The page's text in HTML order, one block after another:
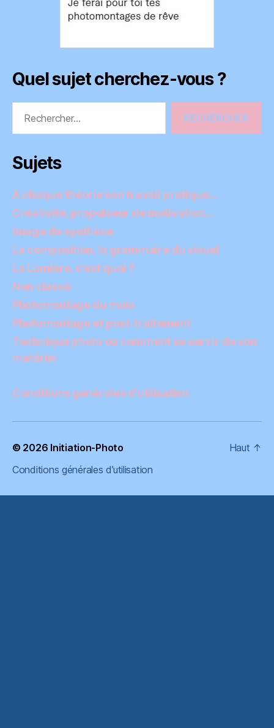
Quel sujet cherchez-vous ?
Sujets
A chaque théorie son travail pratique…
Créativité, propulseur de motivation…
Image de synthèse
La composition, la grammaire du visuel
La Lumière, c'est quoi ?
Non classé
Photomontage du mois
Photomontage et post-traitement
Technique photo ou comment se servir de son
matériel
Conditions générales d’utilisation
© 2026 Initiation-Photo
Conditions générales d’utilisation
Haut ↑